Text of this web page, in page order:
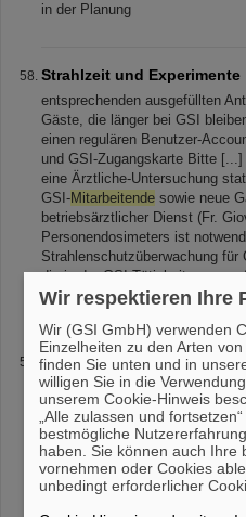
in der Planung
Strahlzeit und Experimente
entsprechenden ausgefüllten
Gäste, die länger bei GSI
einen regulären Benutzer-
und GSI-Zugangskarte Bitte
eine Ärztliche-Untersuchung
GSI-Mitarbeitende sowie neue
betriebsärztlicher Dienst (Fr.
Personendosimeters ist
Strahlenschutzüberwachung für
die in der GSI Tätigkeiten
"Beschleunigerstrah
Helmholtz-Präsident Martin
und FAIR
und Forschungsaktivitäten am
und in den direkten Dialog mit
Forschenden zu treten.
hessische
Keller die Möglichkeit, GSI und
Wir respektieren Ihre
Wir (GSI GmbH) verwenden
Einzelheiten zu den Arten
finden Sie unten und in
willigen Sie in die
unserem Cookie-Hinweis
„Alle zulassen und
bestmögliche
haben. Sie können auch Ihre
vornehmen oder Cookies
unbedingt erforderlicher